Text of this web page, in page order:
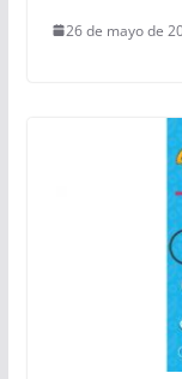
26 de mayo de